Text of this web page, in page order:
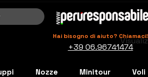
Hai bisogno di aiuto? Chiamaci!
+39 06.96741474
Nozze Minitour Voli